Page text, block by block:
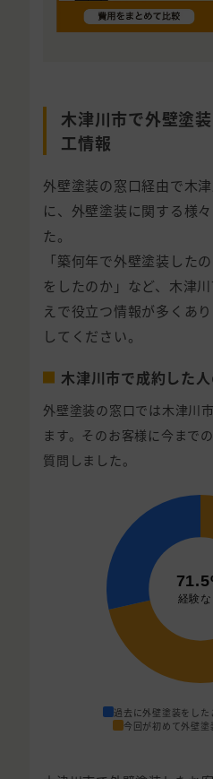
木津川市で外壁塗
工情報
外壁塗装の窓口経由で木
に、外壁塗装に関する様
た。
「築何年で外壁塗装した
をしたのか」など、木津
えで役立つ情報が多くあ
してください。
木津川市で成約した
外壁塗装の窓口では木津川
ます。そのお客様に今まで
質問しました。
過去に外壁塗装をした
今回が初めて外壁塗